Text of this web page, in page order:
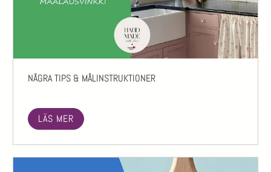
NÅGRA TIPS & MÅLINSTRUKTIONER
LÄS MER